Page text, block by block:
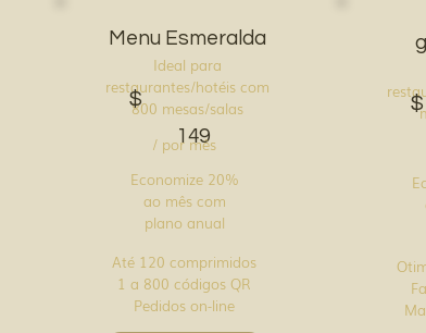
Menu Esmeralda
149
Ideal para
restaurantes/hotéis com
800 mesas/salas
$
/ por mês
Economize 20%
ao mês com
plano anual
Até 120 comprimidos
1 a 800 códigos QR
Pedidos on-line
$